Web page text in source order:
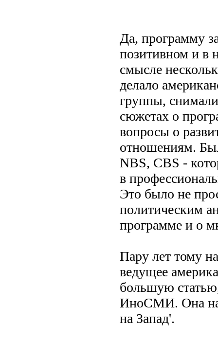
Да, программу
позитивном и в
смысле
делало
группы,
сюжетах о
вопросы о
отношениям.
NBS, CBS -
в
Это было не
политическим
программе и о
Пару лет тому
ведущее
большую статью,
ИноСМИ. Она
на Запад'.